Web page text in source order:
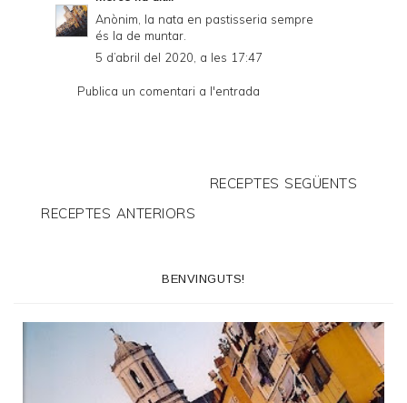
Anònim, la nata en pastisseria sempre
és la de muntar.
5 d’abril del 2020, a les 17:47
Publica un comentari a l'entrada
RECEPTES SEGÜENTS
RECEPTES ANTERIORS
BENVINGUTS!